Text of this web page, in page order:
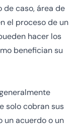
de caso, área de
el proceso de un
hacer los
benefician su
solo cobran sus
un acuerdo o un